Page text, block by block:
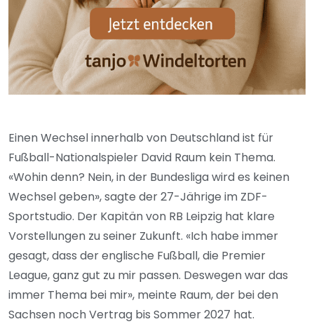
Einen Wechsel innerhalb von Deutschland ist für
Fußball-Nationalspieler David Raum kein Thema.
«Wohin denn? Nein, in der Bundesliga wird es keinen
Wechsel geben», sagte der 27-Jährige im ZDF-
Sportstudio. Der Kapitän von RB Leipzig hat klare
Vorstellungen zu seiner Zukunft. «Ich habe immer
gesagt, dass der englische Fußball, die Premier
League, ganz gut zu mir passen. Deswegen war das
immer Thema bei mir», meinte Raum, der bei den
Sachsen noch Vertrag bis Sommer 2027 hat.